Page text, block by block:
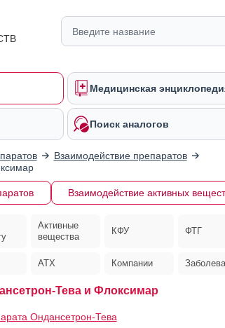
Медицинская
Поиск аналогов
Взаимодействие препаратов
Взаимодействие активных
Активные
вещества
КФУ ФТГ
АТХ Компании
Тева и Флоксимар
Ондансетрон-Тева